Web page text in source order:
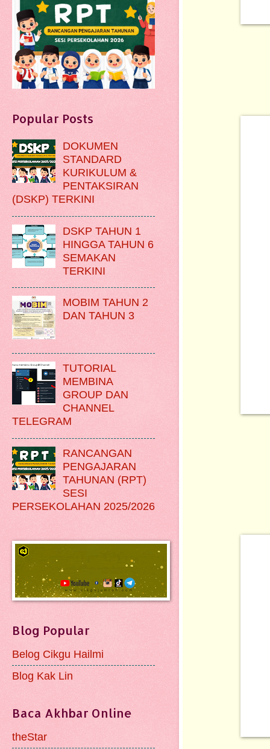
Popular Posts
DOKUMEN
STANDARD
KURIKULUM &
PENTAKSIRAN
(DSKP) TERKINI
DSKP TAHUN 1
HINGGA TAHUN 6
SEMAKAN
TERKINI
MOBIM TAHUN 2
DAN TAHUN 3
TUTORIAL
MEMBINA
GROUP DAN
CHANNEL
TELEGRAM
RANCANGAN
PENGAJARAN
TAHUNAN (RPT)
SESI
PERSEKOLAHAN 2025/2026
Blog Popular
Belog Cikgu Hailmi
Blog Kak Lin
Baca Akhbar Online
theStar